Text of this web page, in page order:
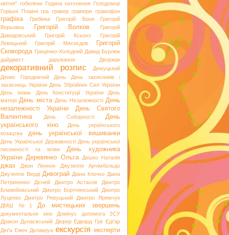
квітня" гобелени Година натхнення Голодомор
Горішні Плавні гра гравер гравюри грамофон
графіка Гребінка Григорій Боня
Григорій
Верьовка
Григорій Волков
Григорій
Давидовський
Григорій Ксьонз
Григорій
Левицький
Григорій Мясоєдов
Григорій
Сковорода Гриценко-Холодний Давид Бурлюк
дайджест
дарування Дворжак
декоративний розпис
Демуцький
Денис Городничий
День
День захисників і
захисниць України День Збройних Сил України
День знань
День Конституції України
День
матері День міста День Незалежності День
незалежності України
День Святого
Валентина
День Соборності
День
українського кіно
День українського
козацтва
день української вишиванки
День Української Державності День української
писемності та мови
День художника
України Деревянко Ольга Дешко Наталія
джаз Джон Леннон
Джузеппе Арчімбольдо
Джузеппе Верді Дивограй Діана Клочко Діана
Петриненко
Дісней Дмитро Астахов
Дмитро
Блажейовський
Дмитро Бортнянський
Дмитро
Луценко
Дмитро Ревуцький
Дмитро Яремчук
ДМШ №1
До мистецьких звершень
документальне кіно Домінус
допомога ЗСУ
Дракон Дунаєвський Дюрер Едвард Гріг Едґар
Деґа Ежен Делакруа екскурсія експерти